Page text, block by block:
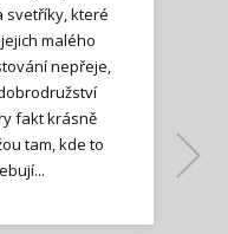
svetříky, které
malého
nepřeje,
fakt krásně
tam, kde to